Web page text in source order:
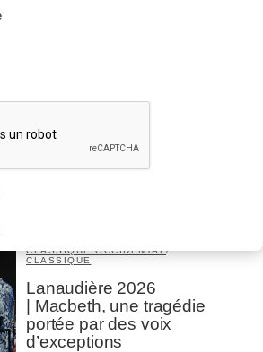
CLASSIQUE OCCIDENTAL
Domaine Forget 2026
| Bach éternel et éternelles
passions avec Rachel
CLASSIQUE OCCIDENTAL/
CLASSIQUE
Lanaudière 2026
| Macbeth, une tragédie
portée par des voix
d’exceptions